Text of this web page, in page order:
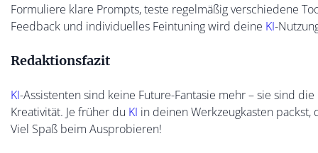
Formuliere klare Prompts, teste regelmäßig verschiedene
Feedback und individuelles Feintuning wird deine KI-
Redaktionsfazit
KI-Assistenten sind keine Future-Fantasie mehr – sie sind
Kreativität. Je früher du KI in deinen Werkzeugkasten
Viel Spaß beim Ausprobieren!